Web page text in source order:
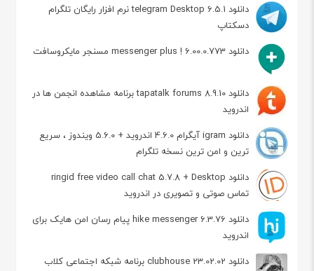
دانلود telegram Desktop 6.5.1 نرم افزار رایگان تلگرام
دسکتاپ
دانلود messenger plus ! 6.00.0.773 مسنجر مایکروسافت
دانلود tapatalk forums 8.9.10 برنامه مشاهده انجمن ها در
اندروید
دانلود igram آیگرام 4.6.0 اندروید + 5.6.0 ویندوز ، سریع
ترین و امن ترین نسخه تلگرام
دانلود ringid free video call chat 5.7.8 + Desktop
تماس صوتی و تصویری در اندروید
دانلود hike messenger 6.3.76 پیام‌ رسان‌ امن هایک برای
اندروید
دانلود clubhouse 23.02.02 برنامه شبکه اجتماعی کلاب